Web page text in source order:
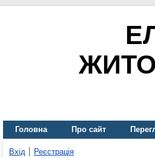
Головна Про сайт
Вхід Реєстрація